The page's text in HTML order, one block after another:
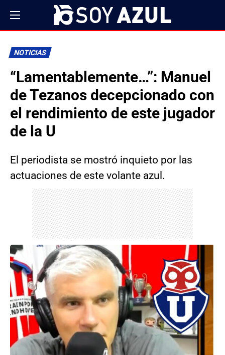
NOTICIAS
“Lamentablemente…”: Manuel
de Tezanos decepcionado con
el rendimiento de este jugador
de la U
El periodista se mostró inquieto por las
actuaciones de este volante azul.